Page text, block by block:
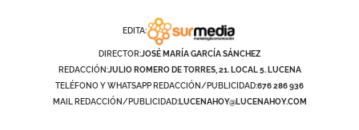
EDITA:
DIRECTOR:JOSÉ MARÍA GARCÍA SÁNCHEZ
REDACCIÓN:JULIO ROMERO DE TORRES, 21. LOCAL 5. LUCENA
TELÉFONO Y WHATSAPP REDACCIÓN/PUBLICIDAD:676 286 936
MAIL REDACCIÓN/PUBLICIDAD:LUCENAHOY@LUCENAHOY.COM